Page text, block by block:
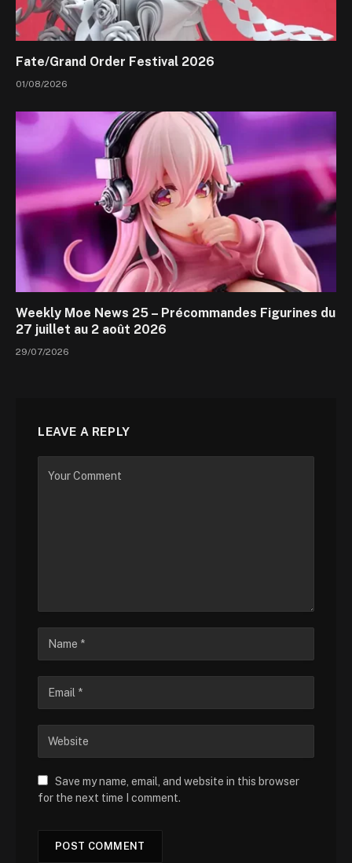
Fate/Grand Order Festival 2026
01/08/2026
Weekly Moe News 25 – Précommandes Figurines du
27 juillet au 2 août 2026
29/07/2026
LEAVE A REPLY
Save my name, email, and website in this browser
for the next time I comment.